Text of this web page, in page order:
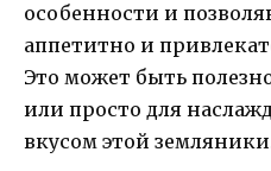
особенности и
аппетитно и
Это может быть
или просто для
вкусом этой